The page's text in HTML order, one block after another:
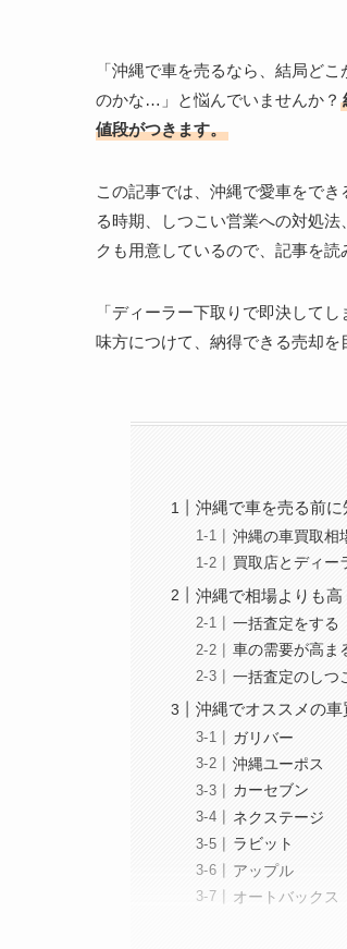
「沖縄で車を売るなら、結局ど
のかな…」と悩んでいませんか？
値段がつきます。
この記事では、沖縄で愛車をで
る時期、しつこい営業への対処
クも用意しているので、記事を
「ディーラー下取りで即決して
味方につけて、納得できる売却を
沖縄で車を売る前
沖縄の車買取相
買取店とディー
沖縄で相場よりも高
一括査定をする
車の需要が高ま
一括査定のしつ
沖縄でオススメの車
ガリバー
沖縄ユーポス
カーセブン
ネクステージ
ラビット
アップル
オートバックス